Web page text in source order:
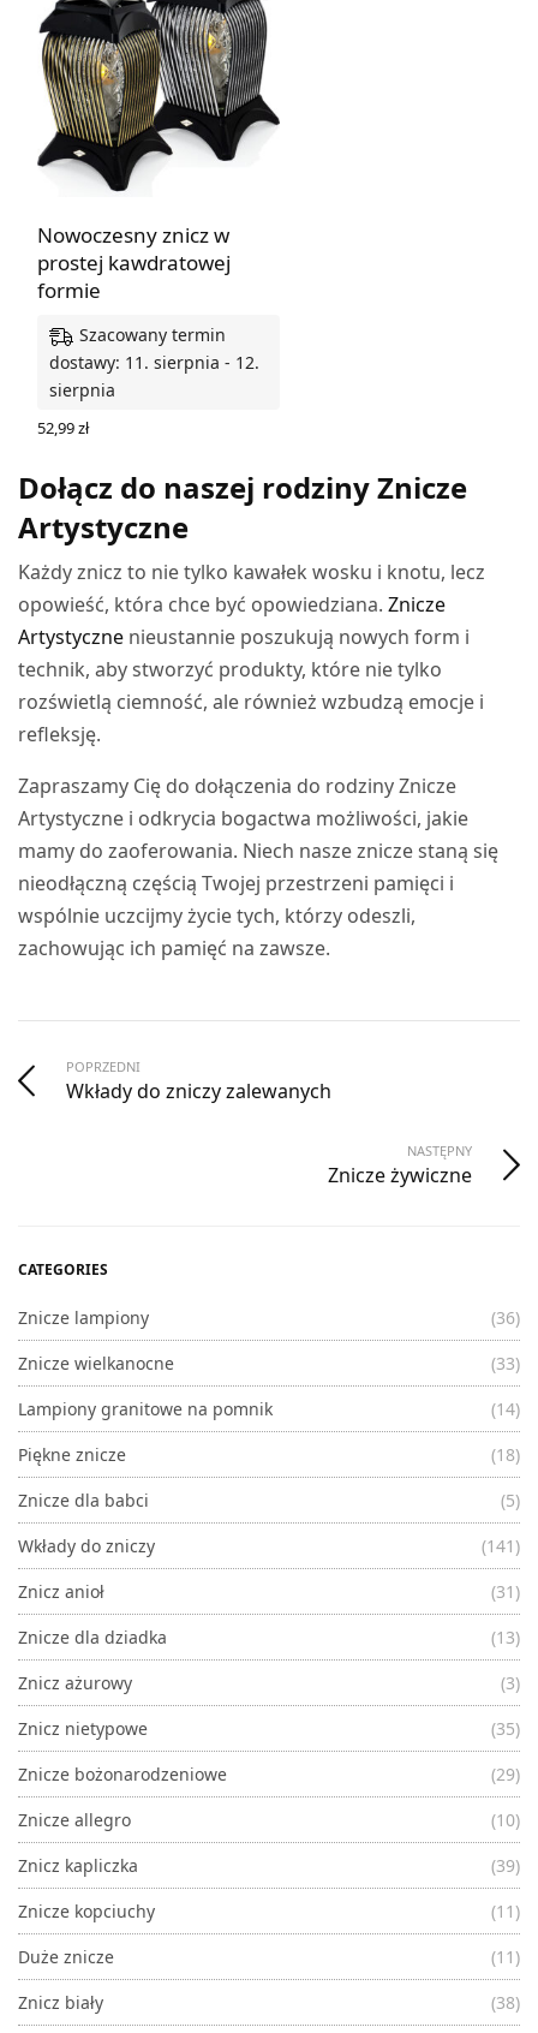
Nowoczesny znicz w
prostej kawdratowej
formie
Szacowany termin
dostawy: 11. sierpnia - 12.
sierpnia
52,99zł
Dołącz do naszej rodziny Znicze
Artystyczne
Każdy znicz to nie tylko kawałek wosku i knotu, lecz
opowieść, która chce być opowiedziana.Znicze
Artystyczne nieustannie poszukują nowych form i
technik, aby stworzyć produkty, które nie tylko
rozświetlą ciemność, ale również wzbudzą emocje i
refleksję.
Zapraszamy Cię do dołączenia do rodziny Znicze
Artystyczne i odkrycia bogactwa możliwości, jakie
mamy do zaoferowania. Niech nasze znicze staną się
nieodłączną częścią Twojej przestrzeni pamięci i
wspólnie uczcijmy życie tych, którzy odeszli,
zachowując ich pamięć na zawsze.
POPRZEDNI
Wkłady do zniczy zalewanych
NASTĘPNY
Znicze żywiczne
CATEGORIES
Znicze lampiony
(36)
Znicze wielkanocne
(33)
Lampiony granitowe na pomnik
(14)
Piękne znicze
(18)
Znicze dla babci
(5)
Wkłady do zniczy
(141)
Znicz anioł
(31)
Znicze dla dziadka
(13)
Znicz ażurowy
(3)
Znicz nietypowe
(35)
Znicze bożonarodzeniowe
(29)
Znicze allegro
(10)
Znicz kapliczka
(39)
Znicze kopciuchy
(11)
Duże znicze
(11)
Znicz biały
(38)